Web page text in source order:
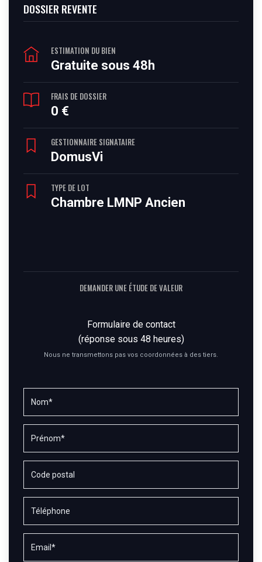
DOSSIER REVENTE
ESTIMATION DU BIEN
Gratuite sous 48h
FRAIS DE DOSSIER
0 €
GESTIONNAIRE SIGNATAIRE
DomusVi
TYPE DE LOT
Chambre LMNP Ancien
DEMANDER UNE ÉTUDE DE VALEUR
Formulaire de contact
(réponse sous 48 heures)
Nous ne transmettons pas vos coordonnées à des tiers.